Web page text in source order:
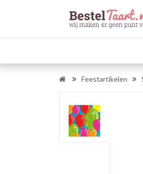
Feestartikelen